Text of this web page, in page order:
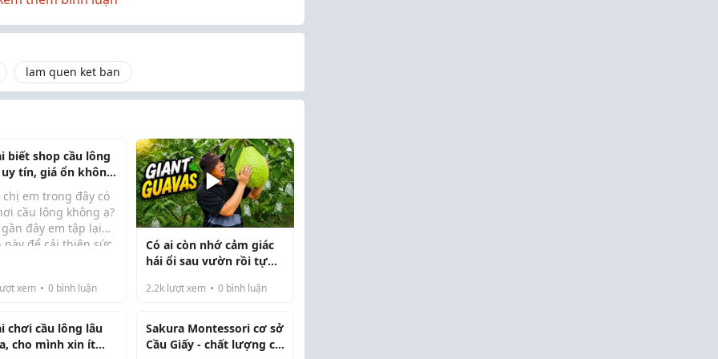
lam quen ket ban
biết shop cầu lông
uy tín, giá ổn không
chị em trong đây có
cầu lông không ạ?
gần đây em tập lại
này để cải thiện sức
hơi khó 😅
xem 0 bình luận
Có ai còn nhớ cảm giác
hái ổi sau vườn rồi tự
mát lạnh không?
2.2klượt xem 0bình luận
chơi cầu lông lâu
cho mình xin ít
Sakura Montessori cơ sở
Cầu Giấy - chất lượng có